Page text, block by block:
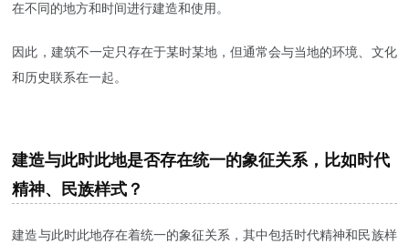
在不同的地方和时间进行建造和使用。
因此，建筑不一定只存在于某时某地，但通常会与当地的环境、文化
和历史联系在一起。
建造与此时此地是否存在统一的象征关系，比如时代
精神、民族样式？
建造与此时此地存在着统一的象征关系，其中包括时代精神和民族样